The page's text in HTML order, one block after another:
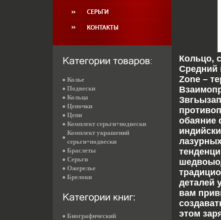
Кольцо,
Средний
Zone –
обаяние
деталей
вам
этом
Колье
Подвески
Кольца
Цепочки
Цепи
Комплект серьги+подвески
Комплект украшений
серьги+подвески
Браслеты
Серьги
Ожерелье
Брелоки
Биографический